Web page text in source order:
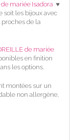
mariée Isadora ♥
soit les bijoux avec
de la
de mariée
en finition
les options.
montées sur un
non allergène,